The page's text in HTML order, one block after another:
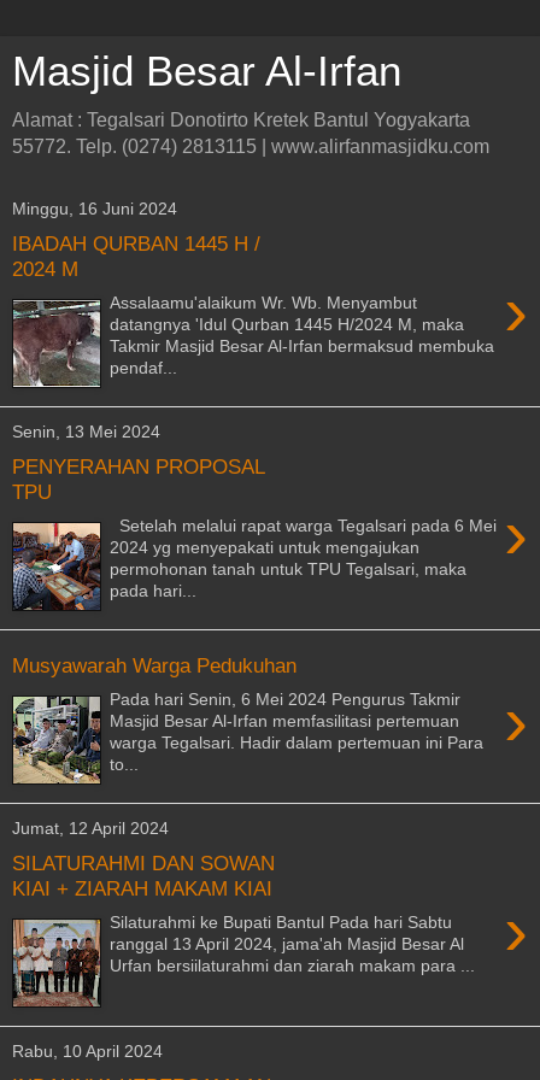
Masjid Besar Al-Irfan
Alamat : Tegalsari Donotirto Kretek Bantul Yogyakarta
55772. Telp. (0274) 2813115 | www.alirfanmasjidku.com
Minggu, 16 Juni 2024
IBADAH QURBAN 1445 H /
2024 M
›
Assalaamu'alaikum Wr. Wb. Menyambut
datangnya 'Idul Qurban 1445 H/2024 M, maka
Takmir Masjid Besar Al-Irfan bermaksud membuka
pendaf...
Senin, 13 Mei 2024
PENYERAHAN PROPOSAL
TPU
›
Setelah melalui rapat warga Tegalsari pada 6 Mei
2024 yg menyepakati untuk mengajukan
permohonan tanah untuk TPU Tegalsari, maka
pada hari...
Musyawarah Warga Pedukuhan
›
Pada hari Senin, 6 Mei 2024 Pengurus Takmir
Masjid Besar Al-Irfan memfasilitasi pertemuan
warga Tegalsari. Hadir dalam pertemuan ini Para
to...
Jumat, 12 April 2024
SILATURAHMI DAN SOWAN
KIAI + ZIARAH MAKAM KIAI
›
Silaturahmi ke Bupati Bantul Pada hari Sabtu
ranggal 13 April 2024, jama'ah Masjid Besar Al
Urfan bersiilaturahmi dan ziarah makam para ...
Rabu, 10 April 2024